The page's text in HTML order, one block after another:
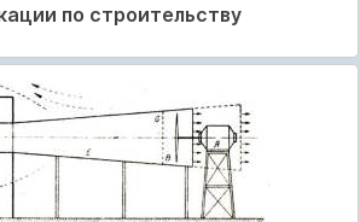
по строительству